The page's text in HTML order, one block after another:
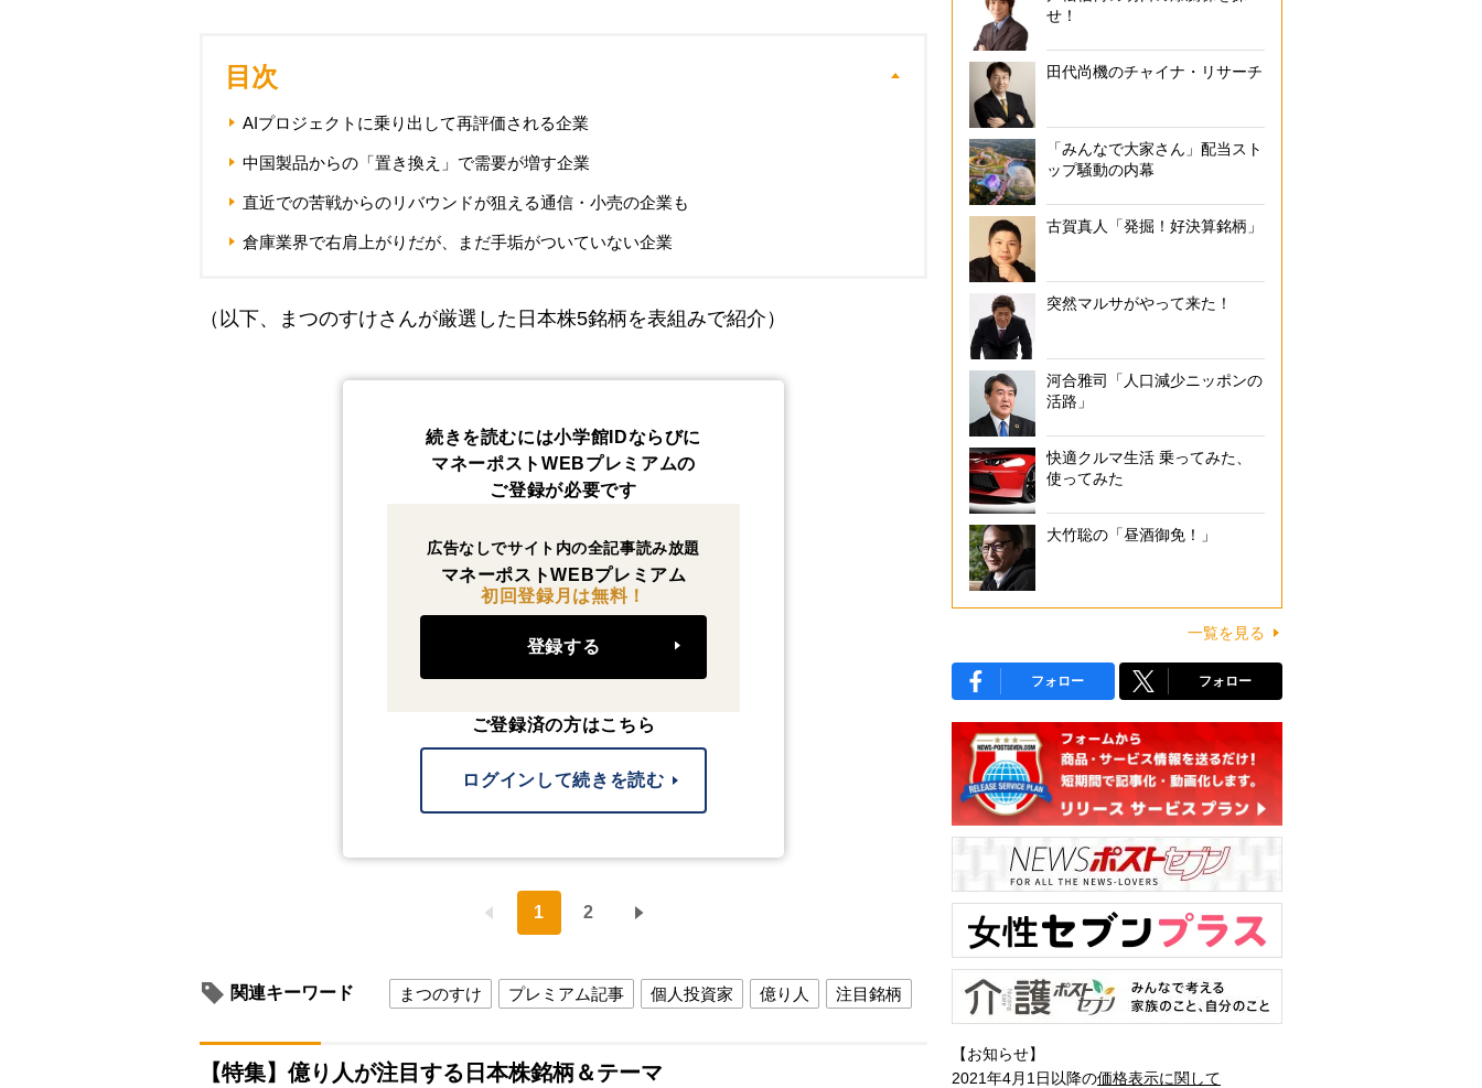
目次
AIプロジェクトに乗り出して再評価される企業
中国製品からの「置き換え」で需要が増す企業
直近での苦戦からのリバウンドが狙える通信・小売の企業も
倉庫業界で右肩上がりだが、まだ手垢がついていない企業
（以下、まつのすけさんが厳選した日本株5銘柄を表組みで紹介）
続きを読むには小学館IDならびに
マネーポストWEBプレミアムの
ご登録が必要です
広告なしでサイト内の全記事読み放題
マネーポストWEBプレミアム
初回登録月は無料！
登録する
ご登録済の方はこちら
ログインして続きを読む
1 2
関連キーワード まつのすけ プレミアム記事 個人投資家 億り人 注目銘柄
【特集】億り人が注目する日本株銘柄＆テーマ
せ！
田代尚機のチャイナ・リサーチ
「みんなで大家さん」配当スト
ップ騒動の内幕
古賀真人「発掘！好決算銘柄」
突然マルサがやって来た！
河合雅司「人口減少ニッポンの
活路」
快適クルマ生活 乗ってみた、
使ってみた
大竹聡の「昼酒御免！」
一覧を見る
フォロー フォロー
【お知らせ】
2021年4月1日以降の価格表示に関して